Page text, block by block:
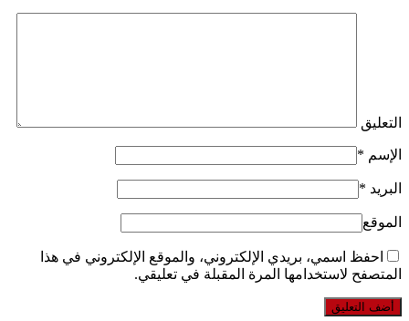
التعليق
الإسم *
البريد *
الموقع
احفظ اسمي، بريدي الإلكتروني، والموقع الإلكتروني في هذا
المتصفح لاستخدامها المرة المقبلة في تعليقي.